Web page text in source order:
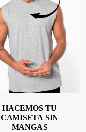
HACEMOS TU
CAMISETA SIN
MANGAS